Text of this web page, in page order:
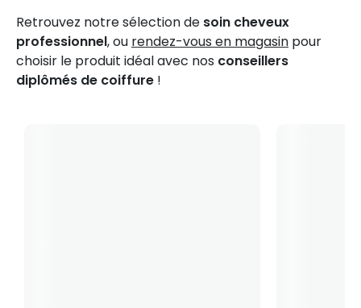
Retrouvez notre sélection de soin cheveux
professionnel, ou rendez-vous en magasin pour
choisir le produit idéal avec nos conseillers
diplômés de coiffure !